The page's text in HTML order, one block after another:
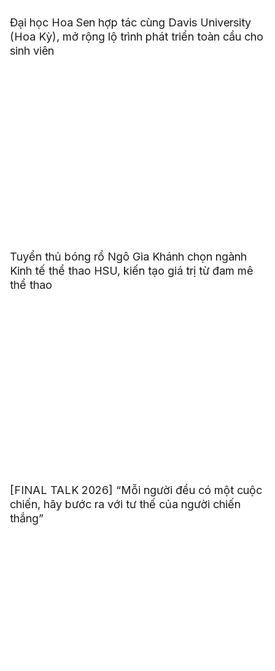
Đại học Hoa Sen hợp tác cùng Davis University
(Hoa Kỳ), mở rộng lộ trình phát triển toàn cầu cho
sinh viên
Tuyển thủ bóng rổ Ngô Gia Khánh chọn ngành
Kinh tế thể thao HSU, kiến tạo giá trị từ đam mê
thể thao
[FINAL TALK 2026] “Mỗi người đều có một cuộc
chiến, hãy bước ra với tư thế của người chiến
thắng”